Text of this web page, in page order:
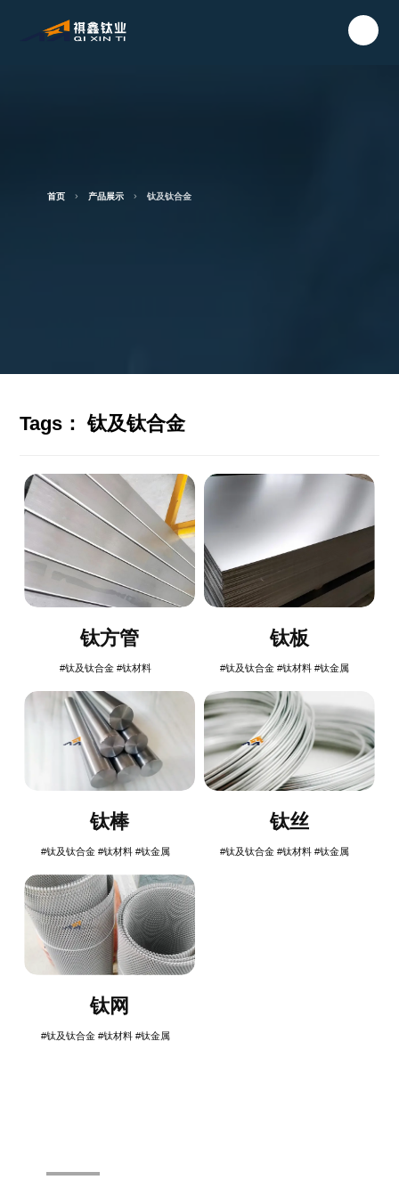
首页 产品展示 钛及钛合金
Tags：钛及钛合金
钛方管
#钛及钛合金 #钛材料
钛板
#钛及钛合金 #钛材料 #钛金属
钛棒
#钛及钛合金 #钛材料 #钛金属
钛丝
#钛及钛合金 #钛材料 #钛金属
钛网
#钛及钛合金 #钛材料 #钛金属